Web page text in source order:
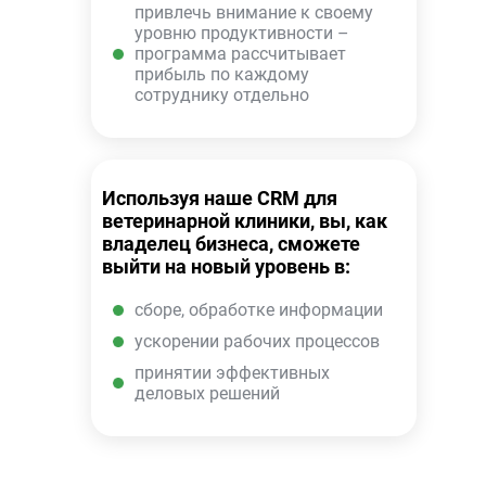
привлечь внимание к своему
уровню продуктивности –
программа рассчитывает
прибыль по каждому
сотруднику отдельно
Используя наше CRM для
ветеринарной клиники, вы, как
владелец бизнеса, сможете
выйти на новый уровень в:
сборе, обработке информации
ускорении рабочих процессов
принятии эффективных
деловых решений